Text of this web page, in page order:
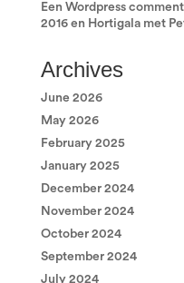
Een Wordpress
2016 en Hortigala met
Archives
June 2026
May 2026
February 2025
January 2025
December 2024
November 2024
October 2024
September 2024
July 2024